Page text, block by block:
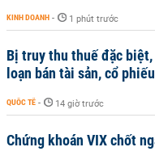
KINH DOANH - 1 phút trước
Bị truy thu thuế đặc
loạn bán tài sản, cổ phiếu
QUỐC TẾ - 14 giờ trước
Chứng khoán VIX chốt